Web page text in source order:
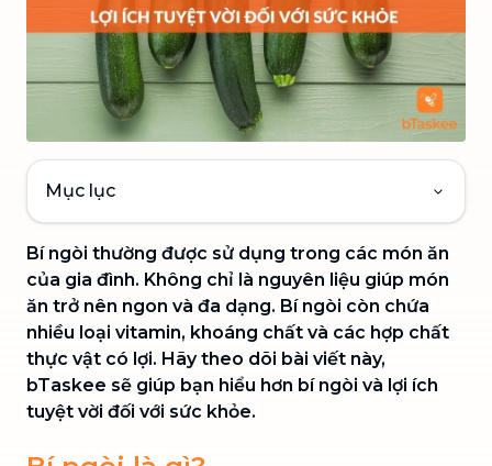
Mục lục
Bí ngòi thường được sử dụng trong các món ăn
của gia đình. Không chỉ là nguyên liệu giúp món
ăn trở nên ngon và đa dạng. Bí ngòi còn chứa
nhiều loại vitamin, khoáng chất và các hợp chất
thực vật có lợi. Hãy theo dõi bài viết này,
bTaskee sẽ giúp bạn hiểu hơn bí ngòi và lợi ích
tuyệt vời đối với sức khỏe.